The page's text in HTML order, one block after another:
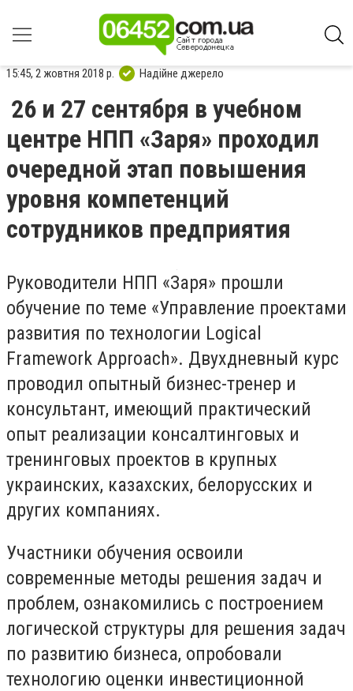
15:45, 2 жовтня 2018 р. Надійне джерело
26 и 27 сентября в учебном
центре НПП «Заря» проходил
очередной этап повышения
уровня компетенций
сотрудников предприятия
Руководители НПП «Заря» прошли
обучение по теме «Управление проектами
развития по технологии Logical
Framework Approach». Двухдневный курс
проводил опытный бизнес-тренер и
консультант, имеющий практический
опыт реализации консалтинговых и
тренинговых проектов в крупных
украинских, казахских, белорусских и
других компаниях.
Участники обучения освоили
современные методы решения задач и
проблем, ознакомились с построением
логической структуры для решения задач
по развитию бизнеса, опробовали
технологию оценки инвестиционной